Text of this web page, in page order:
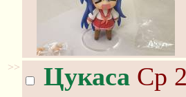
>> Цукаса Ср